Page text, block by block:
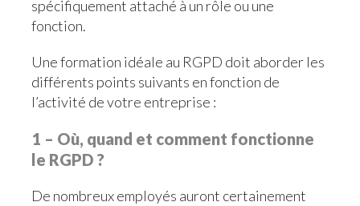
spécifiquement attaché à un rôle ou une
fonction.
Une formation idéale au RGPD doit aborder les
différents points suivants en fonction de
l’activité de votre entreprise :
1 – Où, quand et comment fonctionne
le RGPD ?
De nombreux employés auront certainement